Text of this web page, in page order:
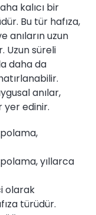
kalıcı bir
Bu tür hafıza,
anıların uzun
Uzun süreli
daha da
anılar,
yer edinir.
yıllarca
olarak
türüdür.